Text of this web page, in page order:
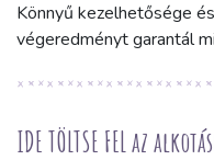
Könnyű kezelhetősége
végeredményt garantál
IDE TÖLTSE FEL az